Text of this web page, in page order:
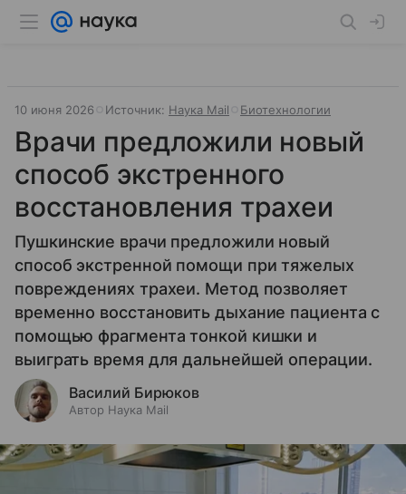
10 июня 2026 Источник: Наука Mail Биотехнологии
Врачи предложили новый
способ экстренного
восстановления трахеи
Пушкинские врачи предложили новый
способ экстренной помощи при тяжелых
повреждениях трахеи. Метод позволяет
временно восстановить дыхание пациента с
помощью фрагмента тонкой кишки и
выиграть время для дальнейшей операции.
Василий Бирюков
Автор Наука Mail